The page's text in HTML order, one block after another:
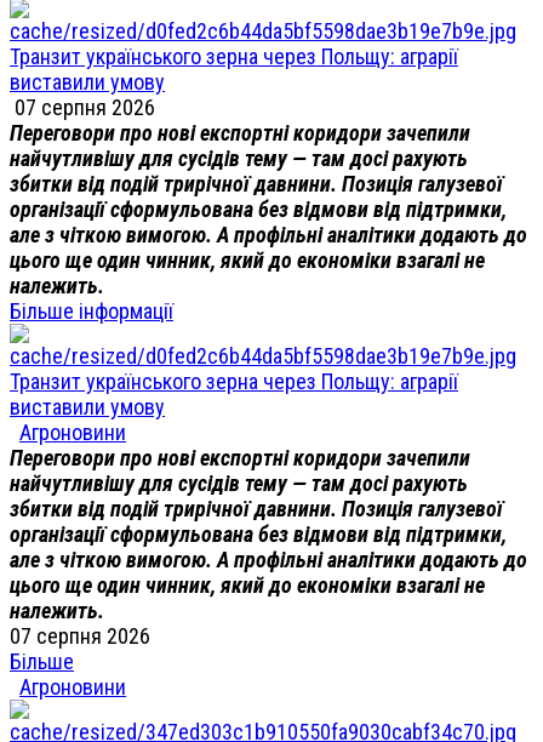
Транзит українського зерна через Польщу: аграрії
виставили умову
07 серпня 2026
Переговори про нові експортні коридори зачепили
найчутливішу для сусідів тему — там досі рахують
збитки від подій трирічної давнини. Позиція галузевої
організації сформульована без відмови від підтримки,
але з чіткою вимогою. А профільні аналітики додають до
цього ще один чинник, який до економіки взагалі не
належить.
Більше інформації
Транзит українського зерна через Польщу: аграрії
виставили умову
Агроновини
Переговори про нові експортні коридори зачепили
найчутливішу для сусідів тему — там досі рахують
збитки від подій трирічної давнини. Позиція галузевої
організації сформульована без відмови від підтримки,
але з чіткою вимогою. А профільні аналітики додають до
цього ще один чинник, який до економіки взагалі не
належить.
07 серпня 2026
Більше
Агроновини